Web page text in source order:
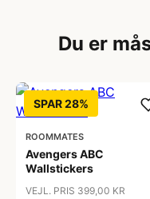
Du er
SPAR 28%
ROOMMATES
Avengers ABC
Wallstickers
VEJL. PRIS 399,00 KR